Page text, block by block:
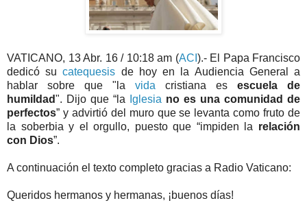
VATICANO, 13 Abr. 16 / 10:18 am (ACI ).- El Papa Francisco
dedicó sucatequesis de hoy en la Audiencia General a
hablar sobre que "la vida cristiana es escuela de
humildad". Dijo que “la Iglesia no es una comunidad de
perfectos” y advirtió del muro que se levanta como fruto de
la soberbia y el orgullo, puesto que “impiden la relación
con Dios”.
A continuación el texto completo gracias a Radio Vaticano:
Queridos hermanos y hermanas, ¡buenos días!